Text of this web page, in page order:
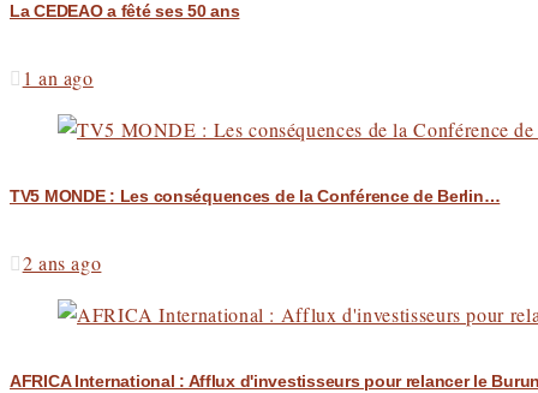
La CEDEAO a fêté ses 50 ans
1 an ago
TV5 MONDE : Les conséquences de la Conférence de Berlin…
2 ans ago
AFRICA International : Afflux d'investisseurs pour relancer le